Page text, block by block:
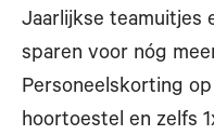
Jaarlijkse teamuitjes
sparen voor nóg
Personeelskorting
hoortoestel en zelfs